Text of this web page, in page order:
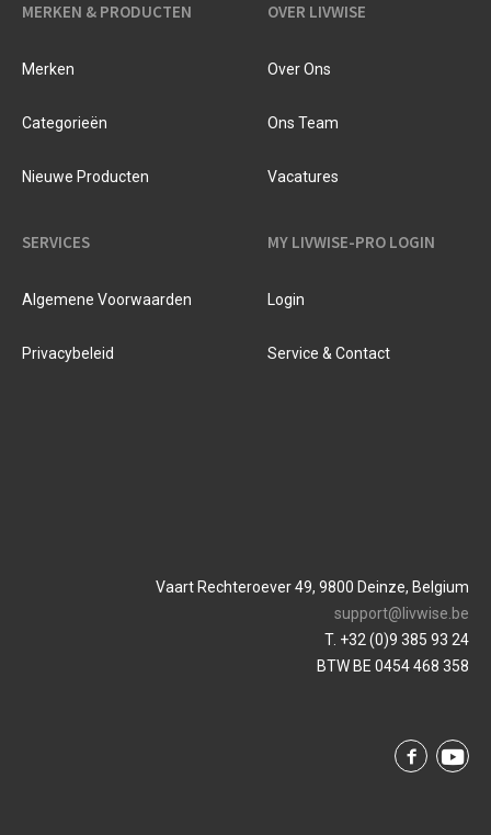
MERKEN & PRODUCTEN
Merken
Categorieën
Nieuwe Producten
OVER LIVWISE
Over Ons
Ons Team
Vacatures
SERVICES
Algemene Voorwaarden
Privacybeleid
MY LIVWISE-PRO LOGIN
Login
Service & Contact
Vaart Rechteroever 49, 9800 Deinze, Belgium
support@livwise.be
T. +32 (0)9 385 93 24
BTW BE 0454 468 358